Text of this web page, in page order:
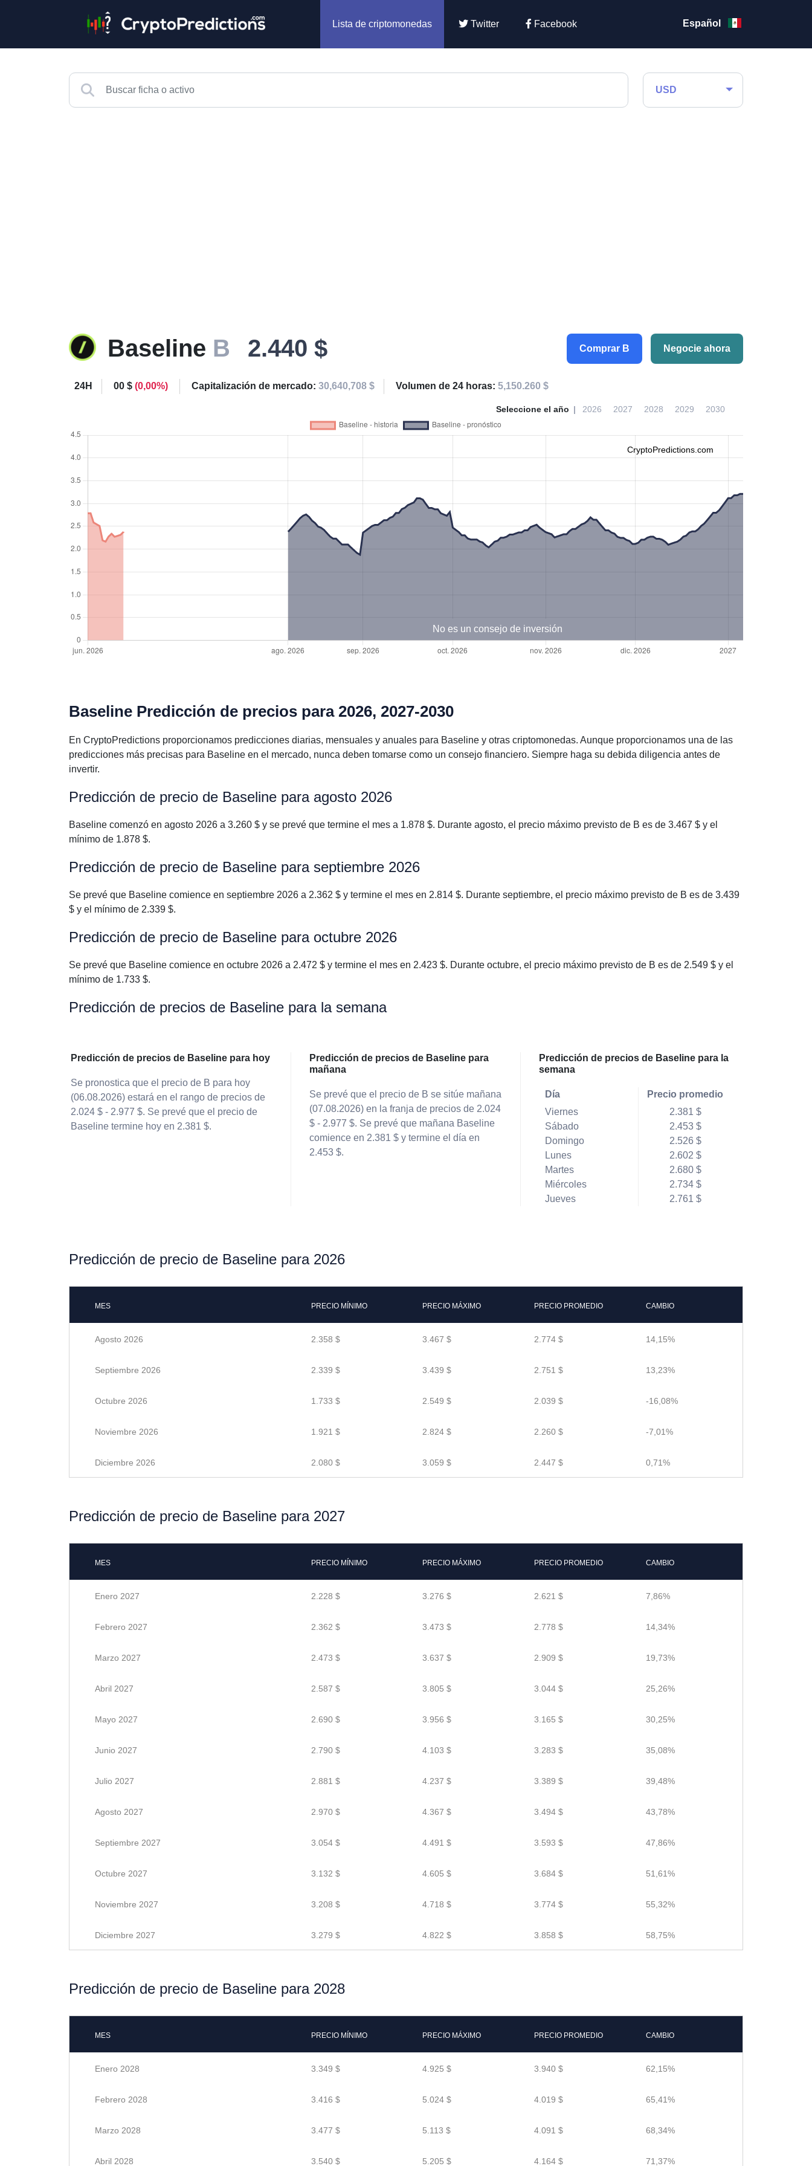
Lista de criptomonedas Twitter Facebook Español
USD
Baseline B 2.440 $ Comprar B Negocie ahora
24H 00 $ (0,00%) Capitalización de mercado: 30,640,708 $ Volumen de 24 horas: 5,150.260 $
Seleccione el año 2026 2027 2028 2029 2030
CryptoPredictions.com
No es un consejo de inversión
Baseline Predicción de precios para 2026, 2027-2030
En CryptoPredictions proporcionamos predicciones diarias, mensuales y anuales para Baseline y otras criptomonedas. Aunque proporcionamos una de las
predicciones más precisas para Baseline en el mercado, nunca deben tomarse como un consejo financiero. Siempre haga su debida diligencia antes de
invertir.
Predicción de precio de Baseline para agosto 2026
Baseline comenzó en agosto 2026 a 3.260 $ y se prevé que termine el mes a 1.878 $. Durante agosto, el precio máximo previsto de B es de 3.467 $ y el
mínimo de 1.878 $.
Predicción de precio de Baseline para septiembre 2026
Se prevé que Baseline comience en septiembre 2026 a 2.362 $ y termine el mes en 2.814 $. Durante septiembre, el precio máximo previsto de B es de 3.439
$ y el mínimo de 2.339 $.
Predicción de precio de Baseline para octubre 2026
Se prevé que Baseline comience en octubre 2026 a 2.472 $ y termine el mes en 2.423 $. Durante octubre, el precio máximo previsto de B es de 2.549 $ y el
mínimo de 1.733 $.
Predicción de precios de Baseline para la semana
Predicción de precios de Baseline para hoy
Se pronostica que el precio de B para hoy
(06.08.2026) estará en el rango de precios de
2.024 $ - 2.977 $. Se prevé que el precio de
Baseline termine hoy en 2.381 $.
Predicción de precios de Baseline para
mañana
Se prevé que el precio de B se sitúe mañana
(07.08.2026) en la franja de precios de 2.024
$ - 2.977 $. Se prevé que mañana Baseline
comience en 2.381 $ y termine el día en
2.453 $.
Predicción de precios de Baseline para la
semana
Día
Viernes
Sábado
Domingo
Lunes
Martes
Miércoles
Jueves
Precio promedio
2.381 $
2.453 $
2.526 $
2.602 $
2.680 $
2.734 $
2.761 $
Predicción de precio de Baseline para 2026
MES PRECIO MÍNIMO PRECIO MÁXIMO PRECIO PROMEDIO CAMBIO
Agosto 2026 2.358 $ 3.467 $ 2.774 $ 14,15%
Septiembre 2026 2.339 $ 3.439 $ 2.751 $ 13,23%
Octubre 2026 1.733 $ 2.549 $ 2.039 $ -16,08%
Noviembre 2026 1.921 $ 2.824 $ 2.260 $ -7,01%
Diciembre 2026 2.080 $ 3.059 $ 2.447 $ 0,71%
Predicción de precio de Baseline para 2027
MES PRECIO MÍNIMO PRECIO MÁXIMO PRECIO PROMEDIO CAMBIO
Enero 2027 2.228 $ 3.276 $ 2.621 $ 7,86%
Febrero 2027 2.362 $ 3.473 $ 2.778 $ 14,34%
Marzo 2027 2.473 $ 3.637 $ 2.909 $ 19,73%
Abril 2027 2.587 $ 3.805 $ 3.044 $ 25,26%
Mayo 2027 2.690 $ 3.956 $ 3.165 $ 30,25%
Junio 2027 2.790 $ 4.103 $ 3.283 $ 35,08%
Julio 2027 2.881 $ 4.237 $ 3.389 $ 39,48%
Agosto 2027 2.970 $ 4.367 $ 3.494 $ 43,78%
Septiembre 2027 3.054 $ 4.491 $ 3.593 $ 47,86%
Octubre 2027 3.132 $ 4.605 $ 3.684 $ 51,61%
Noviembre 2027 3.208 $ 4.718 $ 3.774 $ 55,32%
Diciembre 2027 3.279 $ 4.822 $ 3.858 $ 58,75%
Predicción de precio de Baseline para 2028
MES PRECIO MÍNIMO PRECIO MÁXIMO PRECIO PROMEDIO CAMBIO
Enero 2028 3.349 $ 4.925 $ 3.940 $ 62,15%
Febrero 2028 3.416 $ 5.024 $ 4.019 $ 65,41%
Marzo 2028 3.477 $ 5.113 $ 4.091 $ 68,34%
Abril 2028 3.540 $ 5.205 $ 4.164 $ 71,37%